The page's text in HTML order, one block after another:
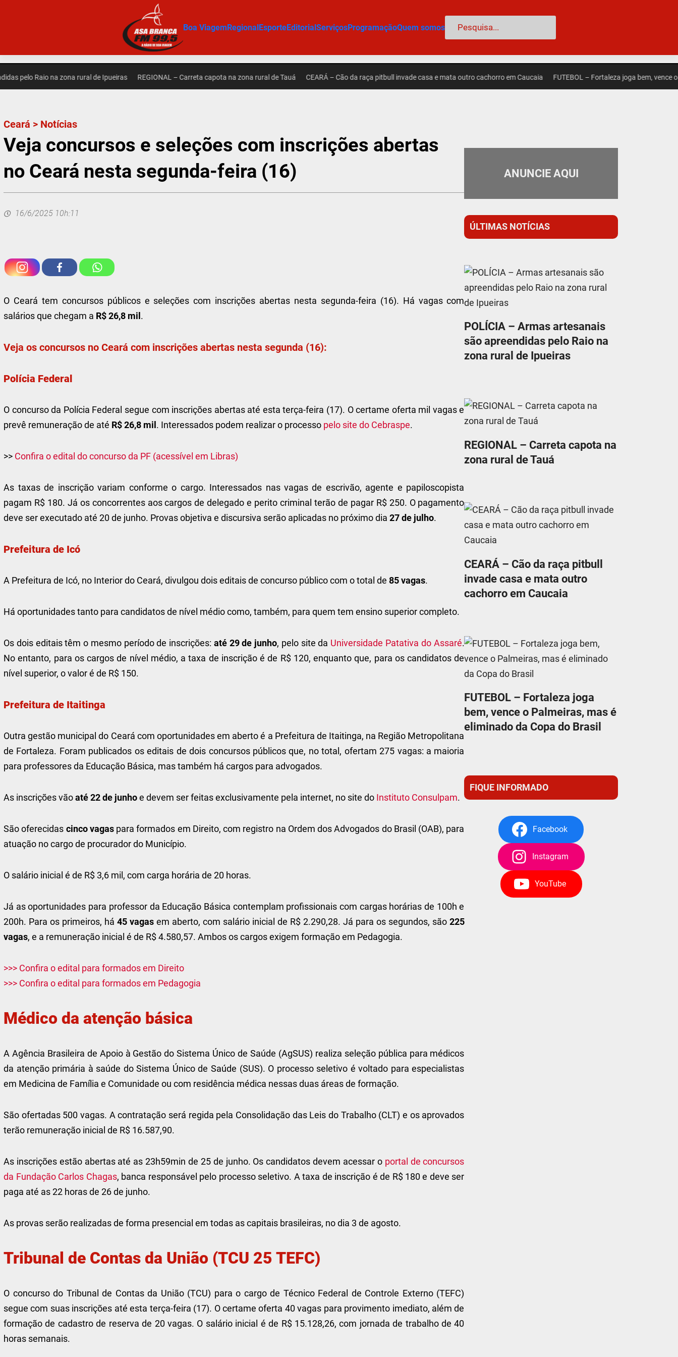
conteúdo
Boa ViagemRegionalEsporteEditorialServiçosProgramaçãoQuem somos Pesquisar
Raio na zona rural de Ipueiras REGIONAL – Carreta capota na zona rural de Tauá CEARÁ – Cão da raça pitbull invade casa e mata outro cachorro em Caucaia FUTEBOL – Fortaleza joga bem, vence o
Ceará > Notícias
Veja concursos e seleções com inscrições abertas
no Ceará nesta segunda-feira (16)
16/6/2025 10h:11
O Ceará tem concursos públicos e seleções com inscrições abertas nesta segunda-feira (16). Há vagas com
salários que chegam a R$ 26,8 mil .
Veja os concursos no Ceará com inscrições abertas nesta segunda (16):
Polícia Federal
O concurso da Polícia Federal segue com inscrições abertas até esta terça-feira (17). O certame oferta mil vagas e
prevê remuneração de até R$ 26,8 mil . Interessados podem realizar o processo pelo site do Cebraspe.
>> Confira o edital do concurso da PF (acessível em Libras)
As taxas de inscrição variam conforme o cargo. Interessados nas vagas de escrivão, agente e papiloscopista
pagam R$ 180. Já os concorrentes aos cargos de delegado e perito criminal terão de pagar R$ 250. O pagamento
deve ser executado até 20 de junho. Provas objetiva e discursiva serão aplicadas no próximo dia27 de julho.
Prefeitura de Icó
A Prefeitura de Icó, no Interior do Ceará, divulgou dois editais de concurso público com o total de85 vagas.
Há oportunidades tanto para candidatos de nível médio como, também, para quem tem ensino superior completo.
Os dois editais têm o mesmo período de inscrições: até 29 de junho, pelo site da Universidade Patativa do Assaré.
No entanto, para os cargos de nível médio, a taxa de inscrição é de R$ 120, enquanto que, para os candidatos de
nível superior, o valor é de R$ 150.
Prefeitura de Itaitinga
Outra gestão municipal do Ceará com oportunidades em aberto é a Prefeitura de Itaitinga, na Região Metropolitana
de Fortaleza. Foram publicados os editais de dois concursos públicos que, no total, ofertam 275 vagas: a maioria
para professores da Educação Básica, mas também há cargos para advogados.
As inscrições vãoaté 22 de junho e devem ser feitas exclusivamente pela internet, no site do Instituto Consulpam.
São oferecidas cinco vagaspara formados em Direito, com registro na Ordem dos Advogados do Brasil (OAB), para
atuação no cargo de procurador do Município.
O salário inicial é de R$ 3,6 mil, com carga horária de 20 horas.
Já as oportunidades para professor da Educação Básica contemplam profissionais com cargas horárias de 100h e
200h. Para os primeiros, há 45 vagasem aberto, com salário inicial de R$ 2.290,28. Já para os segundos, são 225
vagas, e a remuneração inicial é de R$ 4.580,57. Ambos os cargos exigem formação em Pedagogia.
>>> Confira o edital para formados em Direito
>>> Confira o edital para formados em Pedagogia
Médico da atenção básica
A Agência Brasileira de Apoio à Gestão do Sistema Único de Saúde (AgSUS) realiza seleção pública para médicos
da atenção primária à saúde do Sistema Único de Saúde (SUS). O processo seletivo é voltado para especialistas
em Medicina de Família e Comunidade ou com residência médica nessas duas áreas de formação.
São ofertadas 500 vagas. A contratação será regida pela Consolidação das Leis do Trabalho (CLT) e os aprovados
terão remuneração inicial de R$ 16.587,90.
As inscrições estão abertas até as 23h59min de 25 de junho. Os candidatos devem acessar o portal de concursos
da Fundação Carlos Chagas, banca responsável pelo processo seletivo. A taxa de inscrição é de R$ 180 e deve ser
paga até as 22 horas de 26 de junho.
As provas serão realizadas de forma presencial em todas as capitais brasileiras, no dia 3 de agosto.
Tribunal de Contas da União (TCU 25 TEFC)
O concurso do Tribunal de Contas da União (TCU) para o cargo de Técnico Federal de Controle Externo (TEFC)
segue com suas inscrições até esta terça-feira (17). O certame oferta 40 vagas para provimento imediato, além de
formação de cadastro de reserva de 20 vagas. O salário inicial é de R$ 15.128,26, com jornada de trabalho de 40
horas semanais.
ANUNCIE AQUI
ÚLTIMAS NOTÍCIAS
POLÍCIA – Armas artesanais
são apreendidas pelo Raio na
zona rural de Ipueiras
REGIONAL – Carreta capota na
zona rural de Tauá
CEARÁ – Cão da raça pitbull
invade casa e mata outro
cachorro em Caucaia
FUTEBOL – Fortaleza joga
bem, vence o Palmeiras, mas é
eliminado da Copa do Brasil
FIQUE INFORMADO
Facebook
Instagram
YouTube